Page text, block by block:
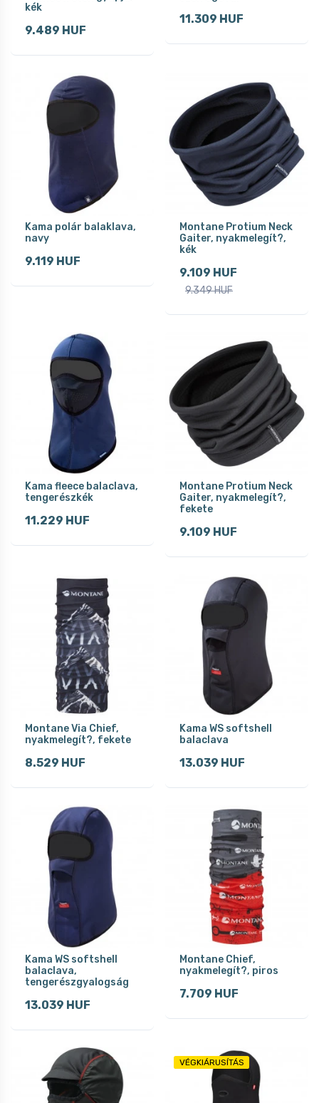
kék
9.489 HUF
11.309 HUF
Kama polár balaklava,
navy
9.119 HUF
Montane Protium Neck
Gaiter, nyakmelegít?,
kék
9.109 HUF
9.349 HUF
Kama fleece balaclava,
tengerészkék
11.229 HUF
Montane Protium Neck
Gaiter, nyakmelegít?,
fekete
9.109 HUF
Montane Via Chief,
nyakmelegít?, fekete
8.529 HUF
Kama WS softshell
balaclava
13.039 HUF
Kama WS softshell
balaclava,
tengerészgyalogság
13.039 HUF
Montane Chief,
nyakmelegít?, piros
7.709 HUF
VÉGKIÁRUSÍTÁS